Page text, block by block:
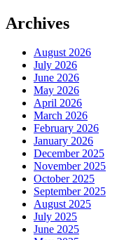
Archives
August 2026
July 2026
June 2026
May 2026
April 2026
March 2026
February 2026
January 2026
December 2025
November 2025
October 2025
September 2025
August 2025
July 2025
June 2025